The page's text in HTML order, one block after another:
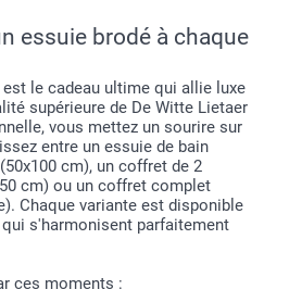
essuie brodé à chaque
le cadeau ultime qui allie luxe
supérieure de De Witte Lietaer
vous mettez un sourire sur
entre un essuie de bain
cm), un coffret de 2
cm) ou un coffret complet
Chaque variante est disponible
s'harmonisent parfaitement
ces moments :